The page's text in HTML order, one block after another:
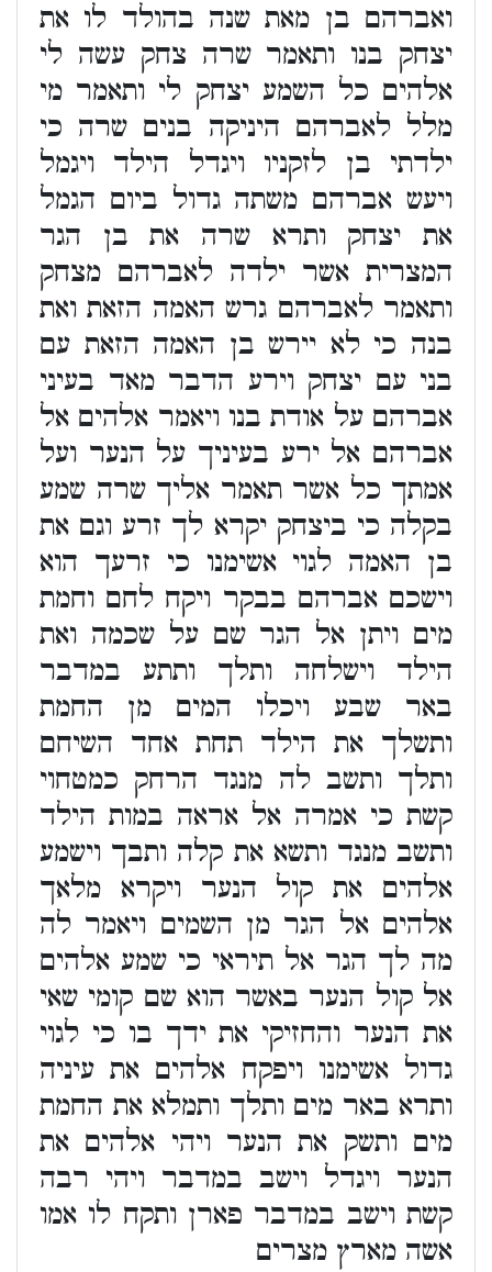
ואברהם בן מאת שנה בהולד לו את
יצחק בנו ותאמר שרה צחק עשה לי
אלהים כל השמע יצחק לי ותאמר מי
מלל לאברהם היניקה בנים שרה כי
ילדתי בן לזקניו ויגדל הילד ויגמל
ויעש אברהם משתה גדול ביום הגמל
את יצחק ותרא שרה את בן הגר
המצרית אשר ילדה לאברהם מצחק
ותאמר לאברהם גרש האמה הזאת ואת
בנה כי לא יירש בן האמה הזאת עם
בני עם יצחק וירע הדבר מאד בעיני
אברהם על אודת בנו ויאמר אלהים אל
אברהם אל ירע בעיניך על הנער ועל
אמתך כל אשר תאמר אליך שרה שמע
בקלה כי ביצחק יקרא לך זרע וגם את
בן האמה לגוי אשימנו כי זרעך הוא
וישכם אברהם בבקר ויקח לחם וחמת
מים ויתן אל הגר שם על שכמה ואת
הילד וישלחה ותלך ותתע במדבר
באר שבע ויכלו המים מן החמת
ותשלך את הילד תחת אחד השיחם
ותלך ותשב לה מנגד הרחק כמטחוי
קשת כי אמרה אל אראה במות הילד
ותשב מנגד ותשא את קלה ותבך וישמע
אלהים את קול הנער ויקרא מלאך
אלהים אל הגר מן השמים ויאמר לה
מה לך הגר אל תיראי כי שמע אלהים
אל קול הנער באשר הוא שם קומי שאי
את הנער והחזיקי את ידך בו כי לגוי
גדול אשימנו ויפקח אלהים את עיניה
ותרא באר מים ותלך ותמלא את החמת
מים ותשק את הנער ויהי אלהים את
הנער ויגדל וישב במדבר ויהי רבה
קשת וישב במדבר פארן ותקח לו אמו
אשה מארץ מצרים